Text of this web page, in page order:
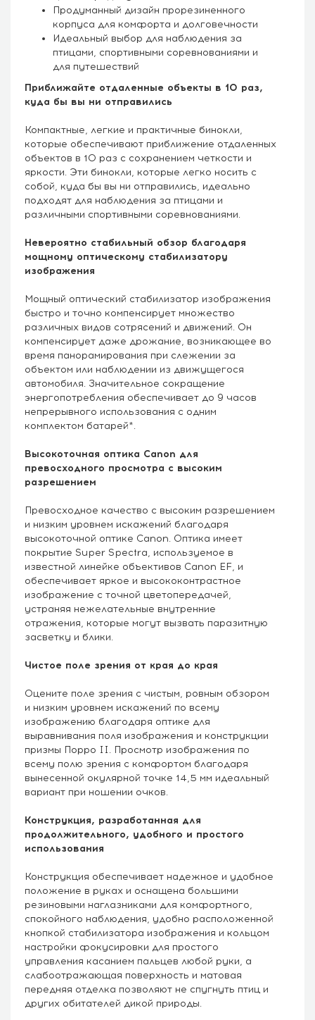
Продуманный дизайн прорезиненного
корпуса для комфорта и долговечности
Идеальный выбор для наблюдения за
птицами, спортивными соревнованиями и
для путешествий
Приближайте отдаленные объекты в 10 раз,
куда бы вы ни отправились
Компактные, легкие и практичные бинокли,
которые обеспечивают приближение отдаленных
объектов в 10 раз с сохранением четкости и
яркости. Эти бинокли, которые легко носить с
собой, куда бы вы ни отправились, идеально
подходят для наблюдения за птицами и
различными спортивными соревнованиями.
Невероятно стабильный обзор благодаря
мощному оптическому стабилизатору
изображения
Мощный оптический стабилизатор изображения
быстро и точно компенсирует множество
различных видов сотрясений и движений. Он
компенсирует даже дрожание, возникающее во
время панорамирования при слежении за
объектом или наблюдении из движущегося
автомобиля. Значительное сокращение
энергопотребления обеспечивает до 9 часов
непрерывного использования с одним
комплектом батарей*.
Высокоточная оптика Canon для
превосходного просмотра с высоким
разрешением
Превосходное качество с высоким разрешением
и низким уровнем искажений благодаря
высокоточной оптике Canon. Оптика имеет
покрытие Super Spectra, используемое в
известной линейке объективов Canon EF, и
обеспечивает яркое и высококонтрастное
изображение с точной цветопередачей,
устраняя нежелательные внутренние
отражения, которые могут вызвать паразитную
засветку и блики.
Чистое поле зрения от края до края
Оцените поле зрения с чистым, ровным обзором
и низким уровнем искажений по всему
изображению благодаря оптике для
выравнивания поля изображения и конструкции
призмы Порро II. Просмотр изображения по
всему полю зрения с комфортом благодаря
вынесенной окулярной точке 14,5 мм идеальный
вариант при ношении очков.
Конструкция, разработанная для
продолжительного, удобного и простого
использования
Конструкция обеспечивает надежное и удобное
положение в руках и оснащена большими
резиновыми наглазниками для комфортного,
спокойного наблюдения, удобно расположенной
кнопкой стабилизатора изображения и кольцом
настройки фокусировки для простого
управления касанием пальцев любой руки, а
слабоотражающая поверхность и матовая
передняя отделка позволяют не спугнуть птиц и
других обитателей дикой природы.